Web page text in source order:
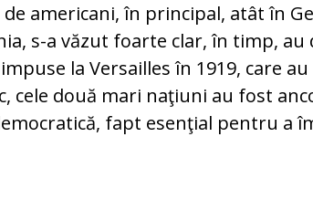
de ame­ri­cani, în principal, atât în
s-a văzut foarte clar, în timp, au
la Ver­sailles în 1919, care
cele două mari na­ţiuni au fost
fapt esenţial pentru a